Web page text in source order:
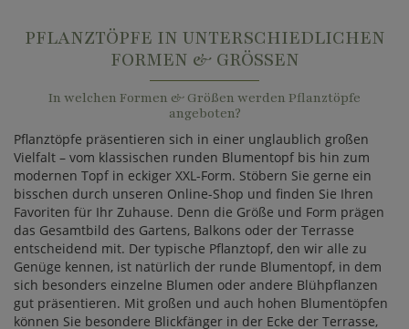
PFLANZTÖPFE IN UNTERSCHIEDLICHEN
FORMEN & GRÖSSEN
In welchen Formen & Größen werden Pflanztöpfe
angeboten?
Pflanztöpfe präsentieren sich in einer unglaublich großen
Vielfalt – vom klassischen runden Blumentopf bis hin zum
modernen Topf in eckiger XXL-Form. Stöbern Sie gerne ein
bisschen durch unseren Online-Shop und finden Sie Ihren
Favoriten für Ihr Zuhause. Denn die Größe und Form prägen
das Gesamtbild des Gartens, Balkons oder der Terrasse
entscheidend mit. Der typische Pflanztopf, den wir alle zu
Genüge kennen, ist natürlich der runde Blumentopf, in dem
sich besonders einzelne Blumen oder andere Blühpflanzen
gut präsentieren. Mit großen und auch hohen Blumentöpfen
können Sie besondere Blickfänger in der Ecke der Terrasse,